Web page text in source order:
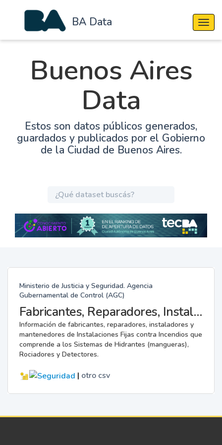
BA Data
Buenos Aires
Data
Estos son datos públicos generados,
guardados y publicados por el Gobierno
de la Ciudad de Buenos Aires.
Ministerio de Justicia y Seguridad. Agencia
Gubernamental de Control (AGC)
Fabricantes, Reparadores, Instaladores y Mantenedores de Instalaciones Fijas contra Incendios.
Información de fabricantes, reparadores, instaladores y
mantenedores de Instalaciones Fijas contra Incendios que
comprende a los Sistemas de Hidrantes (mangueras),
Rociadores y Detectores.
| otro csv